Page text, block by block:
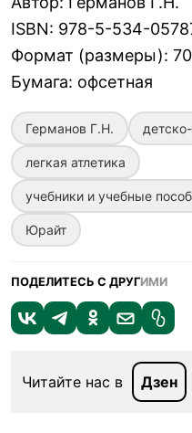
ISBN: 978-5-534-
Формат (размеры):
Бумага: офсетная
Германов Г.Н.
легкая атлетика
учебники и учебные
Юрайт
ПОДЕЛИТЕСЬ С ДРУГИМИ
Читайте нас в Дзен